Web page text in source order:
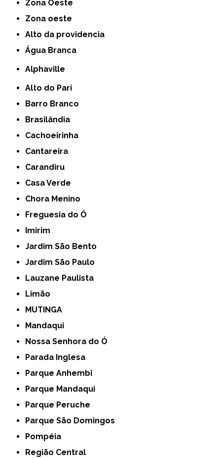
Zona Oeste
Zona oeste
alto da providencia
Água Branca
Alphaville
Alto do Pari
Barro Branco
Brasilândia
Cachoeirinha
Cantareira
Carandiru
Casa Verde
Chora Menino
Freguesia do Ó
Imirim
Jardim São Bento
Jardim São Paulo
Lauzane Paulista
Limão
MUTINGA
Mandaqui
Nossa Senhora do Ó
Parada Inglesa
Parque Anhembi
Parque Mandaqui
Parque Peruche
Parque São Domingos
Pompéia
Região Central